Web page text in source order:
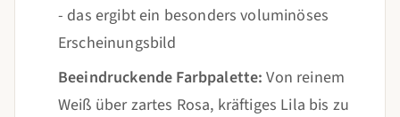
- das ergibt ein besonders voluminöses
Erscheinungsbild
Beeindruckende Farbpalette: Von reinem
Weiß über zartes Rosa, kräftiges Lila bis zu